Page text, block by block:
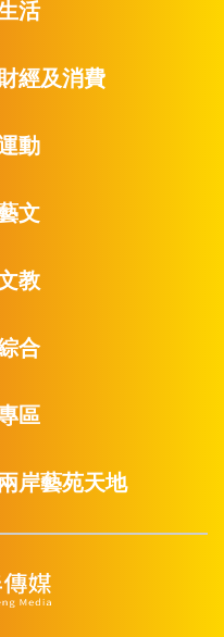
活
經及消費
動
文
教
合
區
岸藝苑天地